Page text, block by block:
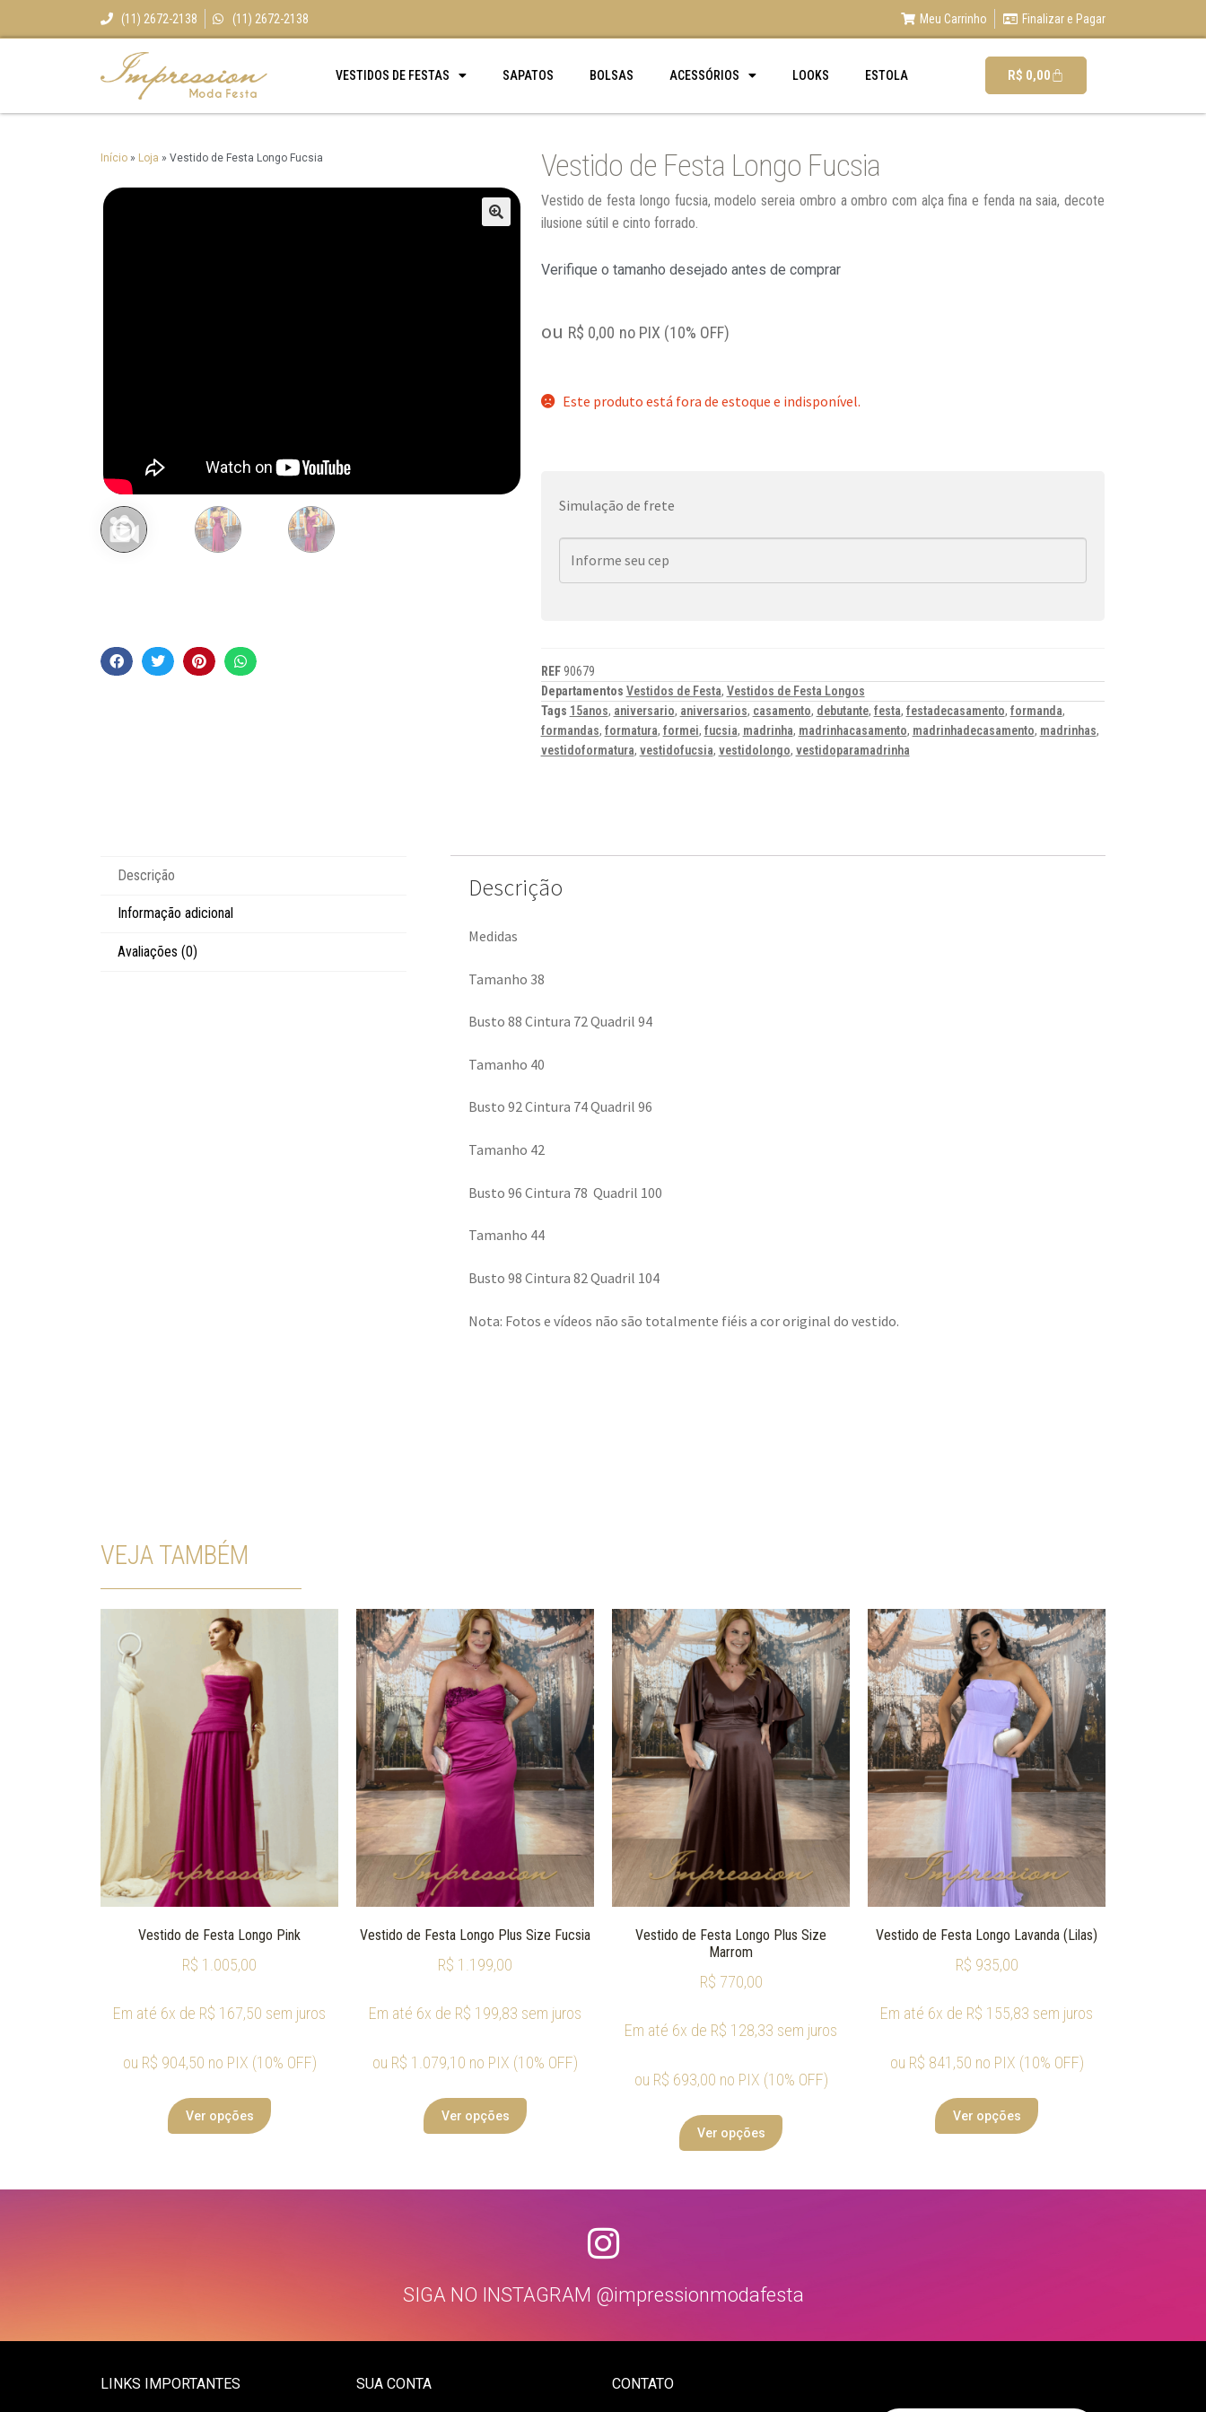
(11) 2672-2138 (11) 2672-2138 Meu Carrinho Finalizar e Pagar
VESTIDOS DE FESTAS SAPATOS BOLSAS ACESSÓRIOS LOOKS ESTOLA R$ 0,00
Início » Loja » Vestido de Festa Longo Fucsia Vestido de Festa Longo Fucsia
Vestido de festa longo fucsia, modelo sereia ombro a ombro com alça fina e fenda na saia, decote
ilusione sútil e cinto forrado.
Verifique o tamanho desejado antes de comprar
ou R$ 0,00 no PIX (10% OFF)
Este produto está fora de estoque e indisponível.
Simulação de frete
REF90679
Departamentos Vestidos de Festa, Vestidos de Festa Longos
Tags 15anos, aniversario, aniversarios, casamento, debutante, festa, festadecasamento, formanda,
formandas, formatura, formei, fucsia, madrinha, madrinhacasamento, madrinhadecasamento, madrinhas,
vestidoformatura, vestidofucsia, vestidolongo, vestidoparamadrinha
Descrição
Informação adicional
Avaliações (0)
Descrição
Medidas
Tamanho 38
Busto 88 Cintura 72 Quadril 94
Tamanho 40
Busto 92 Cintura 74 Quadril 96
Tamanho 42
Busto 96 Cintura 78 Quadril 100
Tamanho 44
Busto 98 Cintura 82 Quadril 104
Nota: Fotos e vídeos não são totalmente fiéis a cor original do vestido.
VEJA TAMBÉM
Vestido de Festa Longo Pink
R$ 1.005,00
Em até 6x de R$ 167,50 sem juros
ou R$ 904,50 no PIX (10% OFF)
Ver opções
Vestido de Festa Longo Plus Size Fucsia
R$ 1.199,00
Em até 6x de R$ 199,83 sem juros
ou R$ 1.079,10 no PIX (10% OFF)
Ver opções
Vestido de Festa Longo Plus Size
Marrom
R$ 770,00
Em até 6x de R$ 128,33 sem juros
ou R$ 693,00 no PIX (10% OFF)
Ver opções
Vestido de Festa Longo Lavanda (Lilas)
R$ 935,00
Em até 6x de R$ 155,83 sem juros
ou R$ 841,50 no PIX (10% OFF)
Ver opções
SIGA NO INSTAGRAM @impressionmodafesta
LINKS IMPORTANTES SUA CONTA CONTATO